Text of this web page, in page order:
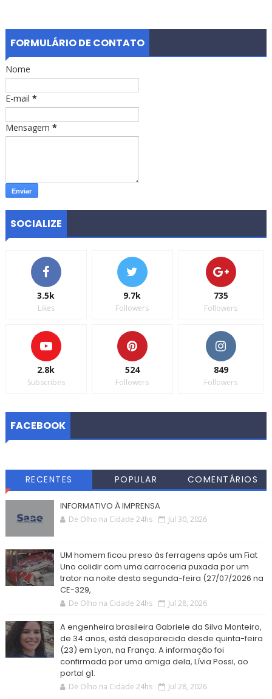
FORMULÁRIO DE CONTATO
Nome
E-mail *
Mensagem *
SOCIALIZE
3.5k
Likes
9.7k
Followers
735
Followers
2.8k
Subscribes
524
Followers
849
Followers
FACEBOOK
RECENTES POPULAR COMENTÁRIOS
INFORMATIVO À IMPRENSA
De Olho na Cidade 24hs Jul 30, 2026
UM homem ficou preso às ferragens após um Fiat
Uno colidir com uma carroceria puxada por um
trator na noite desta segunda-feira (27/07/2026 na
CE-329,
De Olho na Cidade 24hs Jul 28, 2026
A engenheira brasileira Gabriele da Silva Monteiro,
de 34 anos, está desaparecida desde quinta-feira
(23) em Lyon, na França. A informação foi
confirmada por uma amiga dela, Lívia Possi, ao
portal g1.
De Olho na Cidade 24hs Jul 28, 2026